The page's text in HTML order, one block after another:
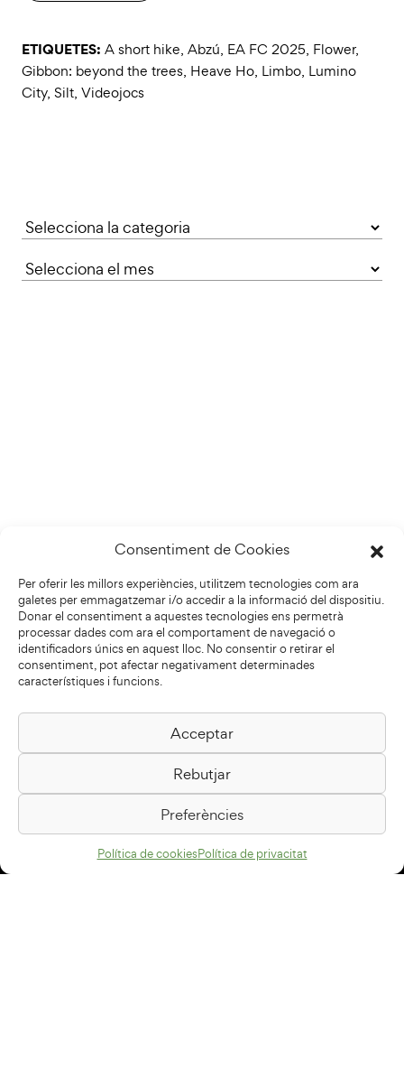
Consentiment de Cookies
Per oferir les millors experiències, utilitzem tecnologies com ara
galetes per emmagatzemar i/o accedir a la informació del dispositiu.
Donar el consentiment a aquestes tecnologies ens permetrà
processar dades com ara el comportament de navegació o
identificadors únics en aquest lloc. No consentir o retirar el
consentiment, pot afectar negativament determinades
característiques i funcions.
Acceptar
Rebutjar
Preferències
Política de cookiesPolítica de privacitat
ETIQUETES: A short hike, Abzú, EA FC 2025, Flower,
Gibbon: beyond the trees, Heave Ho, Limbo, Lumino
City, Silt, Videojocs
Categories
Biblioteca Pilarin Bayés
Passeig de la Generalitat, 1
08500 Vic